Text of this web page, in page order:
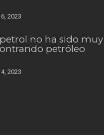
2023
no ha sido
petróleo
2023